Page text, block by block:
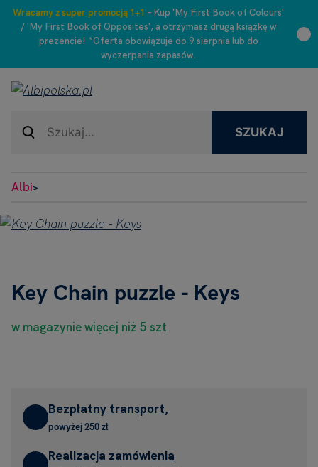
Wracamy z super promocją 1+1 – Kup 'My First Book of Colours'
/ 'My First Book of Opposites', a otrzymasz drugą książkę w
prezencie! *Oferta obowiązuje do 9 sierpnia lub do
wyczerpania zapasów.
SZUKAJ
Albi>
Key Chain puzzle - Keys
w magazynie więcej niż 5 szt
Bezpłatny transport,
powyżej 250 zł
Realizacja zamówienia